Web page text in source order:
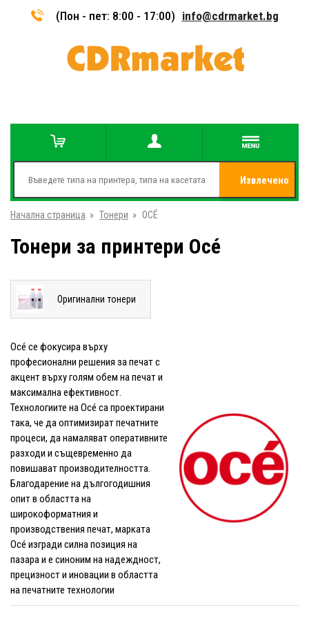
(Пон - пет: 8:00 - 17:00) info@cdrmarket.bg
Извлечено
Начална страница » Тонери » OCÉ
Тонери за принтери Océ
Оригинални тонери
Océ се фокусира върху
професионални решения за печат с
акцент върху голям обем на печат и
максимална ефективност.
Технологиите на Océ са проектирани
така, че да оптимизират печатните
процеси, да намаляват оперативните
разходи и същевременно да
повишават производителността.
Благодарение на дългогодишния
опит в областта на
широкоформатния и
производствения печат, марката
Océ изгради силна позиция на
пазара и е синоним на надеждност,
прецизност и иновации в областта
на печатните технологии